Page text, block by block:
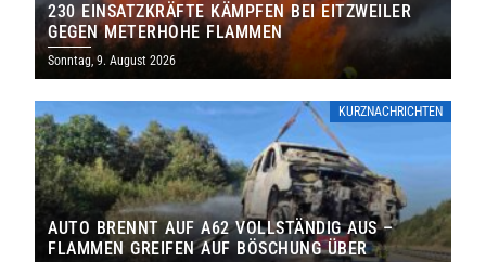
230 EINSATZKRÄFTE KÄMPFEN BEI EITZWEILER
GEGEN METERHOHE FLAMMEN
Sonntag, 9. August 2026
KURZNACHRICHTEN
AUTO BRENNT AUF A62 VOLLSTÄNDIG AUS –
FLAMMEN GREIFEN AUF BÖSCHUNG ÜBER